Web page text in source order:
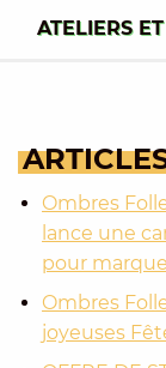
ATELIERS
Ombres
lance une
pour
Ombres
joyeuses